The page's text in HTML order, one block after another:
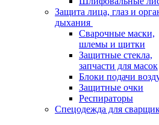
Защита лица, глаз и
дыхания
Сварочные маски,
шлемы и щитки
Защитные стекла,
запчасти для масок
Блоки подачи
Защитные очки
Респираторы
Спецодежда для